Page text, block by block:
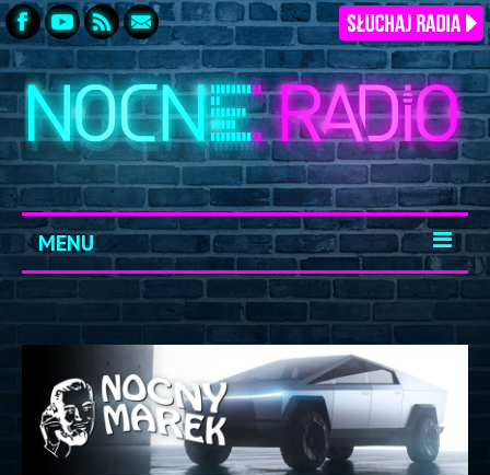
MENU
START
ARCHIWUM
KONTAKT
LOGOWANIE